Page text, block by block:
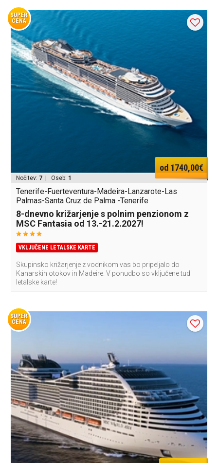
SUPER
CENA
od 1740,00€
Nočitev: 7 | Oseb: 1
Tenerife-Fuerteventura-Madeira-Lanzarote-Las
Palmas-Santa Cruz de Palma -Tenerife
8-dnevno križarjenje s polnim penzionom z
MSC Fantasia od 13.-21.2.2027!
VKLJUČENE LETALSKE KARTE
Skupinsko križarjenje z vodnikom vas bo pripeljalo do
Kanarskih otokov in Madeire. V ponudbo so vključene tudi
letalske karte!
SUPER
CENA